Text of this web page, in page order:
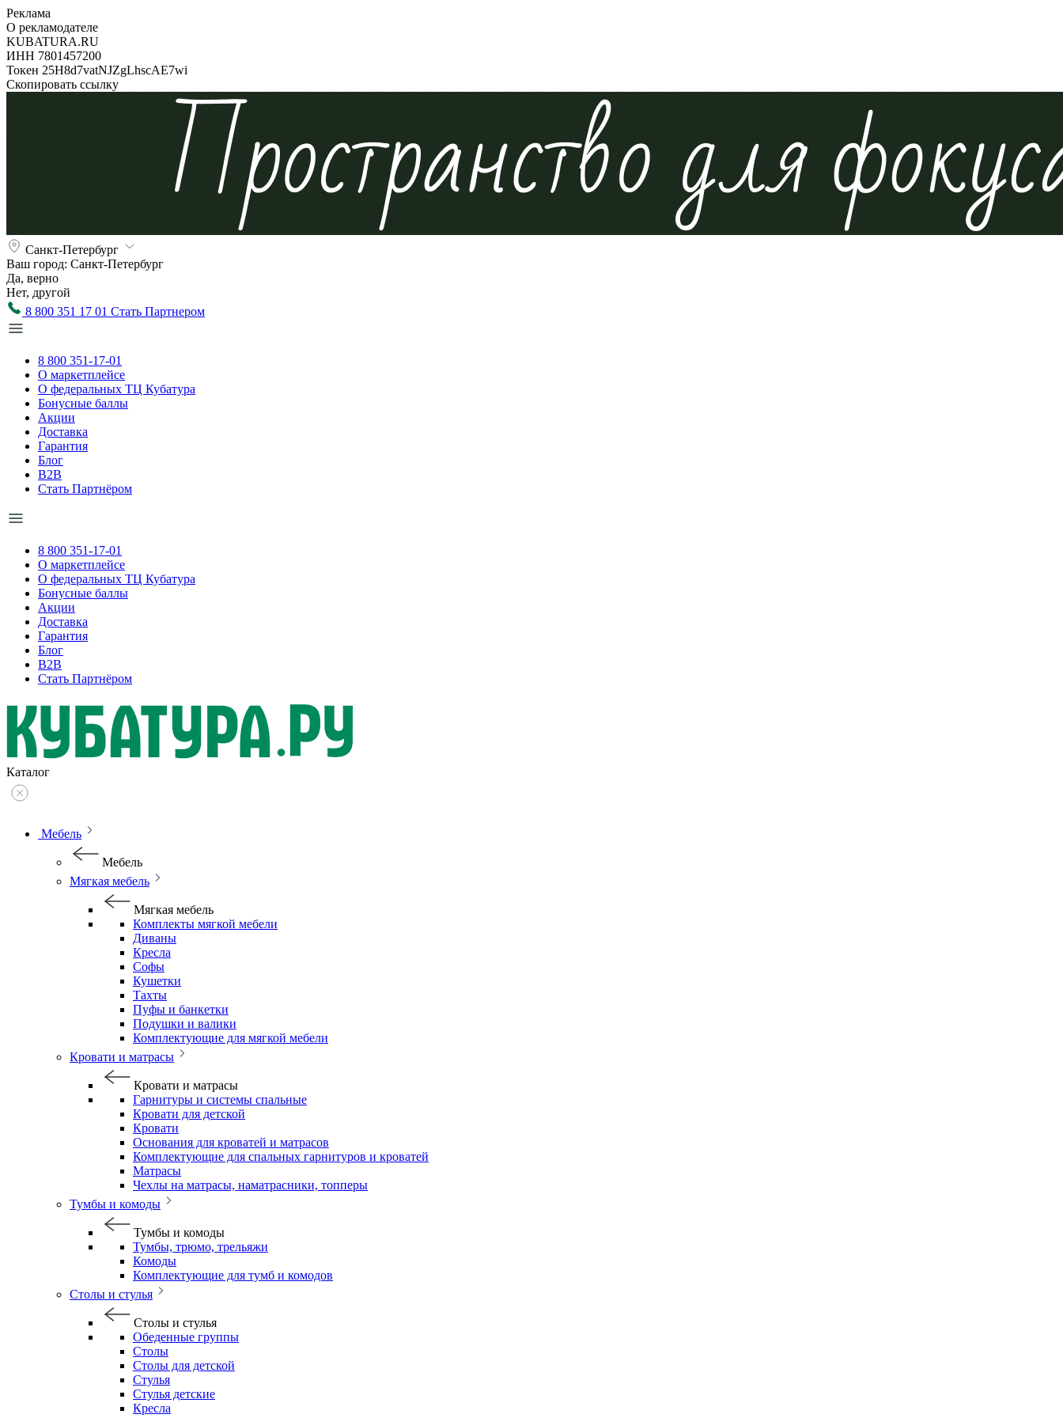
Реклама
О рекламодателе
KUBATURA.RU
ИНН 7801457200
Токен 25H8d7vatNJZgLhscAE7wi
Скопировать ссылку
Санкт-Петербург
Ваш город: Санкт-Петербург
Да, верно
Нет, другой
8 800 351 17 01 Стать Партнером
8 800 351-17-01
О маркетплейсе
О федеральных ТЦ Кубатура
Бонусные баллы
Акции
Доставка
Гарантия
Блог
B2B
Стать Партнёром
8 800 351-17-01
О маркетплейсе
О федеральных ТЦ Кубатура
Бонусные баллы
Акции
Доставка
Гарантия
Блог
B2B
Стать Партнёром
Каталог
Мебель
Мебель
Мягкая мебель
Мягкая мебель
Комплекты мягкой мебели
Диваны
Кресла
Софы
Кушетки
Тахты
Пуфы и банкетки
Подушки и валики
Комплектующие для мягкой мебели
Кровати и матрасы
Кровати и матрасы
Гарнитуры и системы спальные
Кровати для детской
Кровати
Основания для кроватей и матрасов
Комплектующие для спальных гарнитуров и кроватей
Матрасы
Чехлы на матрасы, наматрасники, топперы
Тумбы и комоды
Тумбы и комоды
Тумбы, трюмо, трельяжи
Комоды
Комплектующие для тумб и комодов
Столы и стулья
Столы и стулья
Обеденные группы
Столы
Столы для детской
Стулья
Стулья детские
Кресла